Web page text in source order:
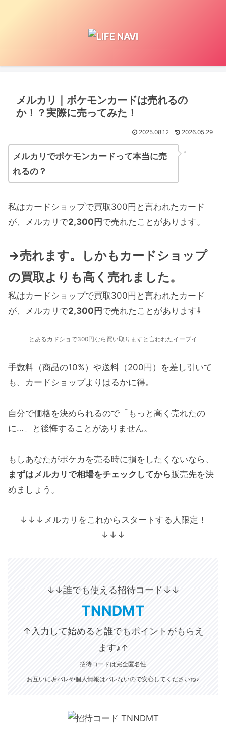
メルカリ｜ポケモンカードは売れるの
か！？実際に売ってみた！
2025.08.12 2026.05.29
メルカリでポケモンカードって本当に売
れるの？
私はカードショップで買取300円と言われたカード
が、メルカリで2,300円で売れたことがあります。
→売れます。
しかもカードショップ
の買取よりも高く売れました。
私はカードショップで買取300円と言われたカード
が、メルカリで2,300円 で売れたことがあります⇩
とあるカドショで300円なら買い取りますと言われたイーブイ
手数料（商品の10%）や送料（200円）を差し引いて
も、カードショップよりはるかに得。
自分で価格を決められるので「もっと高く売れたの
に…」と後悔することがありません。
もしあなたがポケカを売る時に損をしたくないなら、
まずはメルカリで相場をチェックしてから販売先を決
めましょう。
↓↓↓メルカリをこれからスタートする人限定！
↓↓↓
↓↓誰でも使える招待コード↓ ↓
TNNDMT
↑入力して始めると誰でもポイントがもらえ
ます♪ ↑
招待コードは完全匿名性
お互いに垢バレや個人情報はバレないので安心してくださいね♪